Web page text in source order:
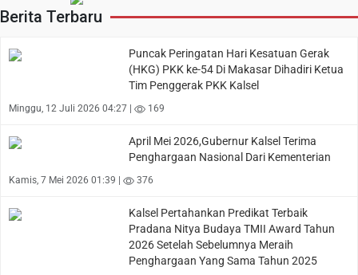
Berita Terbaru
Puncak Peringatan Hari Kesatuan Gerak
(HKG) PKK ke-54 Di Makasar Dihadiri Ketua
Tim Penggerak PKK Kalsel
Minggu, 12 Juli 2026 04:27 | 169
April Mei 2026,Gubernur Kalsel Terima
Penghargaan Nasional Dari Kementerian
Kamis, 7 Mei 2026 01:39 | 376
Kalsel Pertahankan Predikat Terbaik
Pradana Nitya Budaya TMII Award Tahun
2026 Setelah Sebelumnya Meraih
Penghargaan Yang Sama Tahun 2025